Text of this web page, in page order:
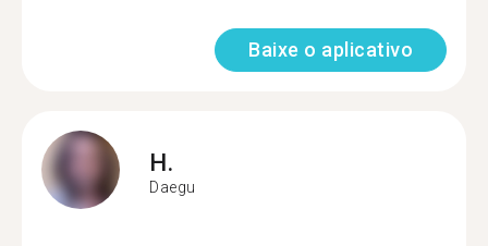
Baixe o aplicativo
H.
Daegu